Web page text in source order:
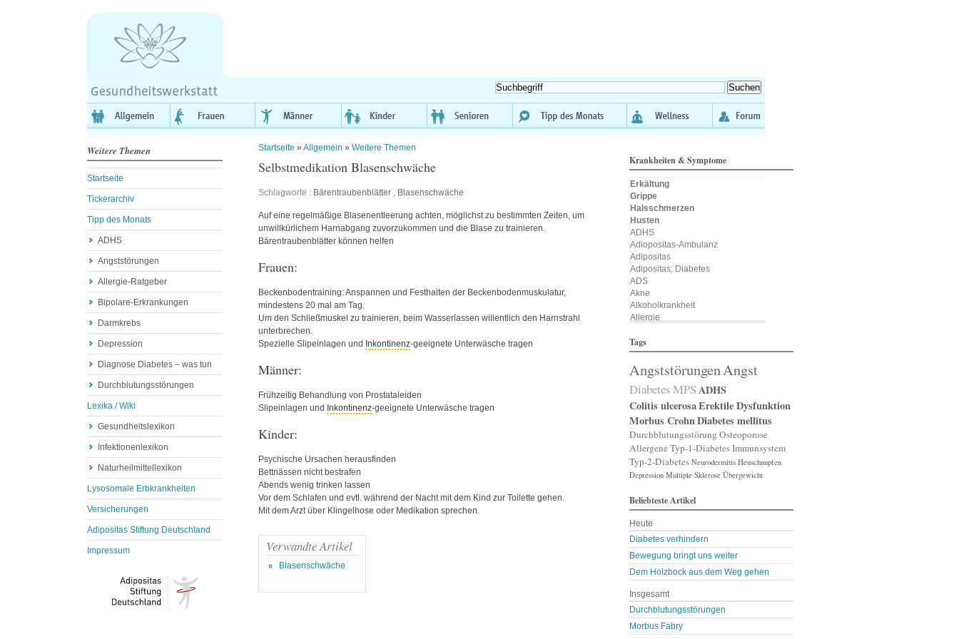
Weitere Themen
Startseite
Tickerarchiv
Tipp des Monats
ADHS
Angststörungen
Allergie-Ratgeber
Bipolare-Erkrankungen
Darmkrebs
Depression
Diagnose Diabetes – was tun
Durchblutungsstörungen
Lexika / Wiki
Gesundheitslexikon
Infektionenlexikon
Naturheilmittellexikon
Lysosomale Erbkrankheiten
Versicherungen
Adipositas Stiftung Deutschland
Impressum
Startseite » Allgemein » Weitere Themen
Selbstmedikation Blasenschwäche
Schlagworte : Bärentraubenblätter , Blasenschwäche
Auf eine regelmäßige Blasenentleerung achten, möglichst zu bestimmten Zeiten, um
unwillkürlichem Harnabgang zuvorzukommen und die Blase zu trainieren.
Bärentraubenblätter können helfen
Frauen:
Beckenbodentraining: Anspannen und Festhalten der Beckenbodenmuskulatur,
mindestens 20 mal am Tag.
Um den Schließmuskel zu trainieren, beim Wasserlassen willentlich den Harnstrahl
unterbrechen.
Spezielle Slipeinlagen und Inkontinenz-geeignete Unterwäsche tragen
Männer:
Frühzeitig Behandlung von Prostataleiden
Slipeinlagen und Inkontinenz-geeignete Unterwäsche tragen
Kinder:
Psychische Ursachen herausfinden
Bettnässen nicht bestrafen
Abends wenig trinken lassen
Vor dem Schlafen und evtl. während der Nacht mit dem Kind zur Toilette gehen.
Mit dem Arzt über Klingelhose oder Medikation sprechen.
Verwandte Artikel
Blasenschwäche
Krankheiten & Symptome
Erkältung
Grippe
Halsschmerzen
Husten
ADHS
Adiopositas-Ambulanz
Adipositas
Adipositas; Diabetes
ADS
Akne
Alkoholkrankheit
Allergie
Allergischer Schnupfen
Alzheimer
Amputation
Angst
Angststörung
Angststörungen
App
Arterienverengung
Arteriosklerose
Arthritis
Arthrose
Asthma
Augenerkrankungen
Autismus
Bakterien
Bakterienansiedlung
Ballast-Stoffe
Bauchschmerzen
Blähungen
Blasen- oder Lungenent …
Blasenschwäche
Blutdruck
Tags
AngststörungenAngst
DiabetesMPSADHS
Colitis ulcerosaErektile Dysfunktion
Morbus CrohnDiabetes mellitus
Durchblutungsstörung Osteoporose
Allergene Typ-1-DiabetesImmunsystem
Typ-2-Diabetes Neurodermitis Heuschnupfen
Depression Multiple Sklerose Übergewicht
Beliebteste Artikel
Heute
Diabetes verhindern
Bewegung bringt uns weiter
Dem Holzbock aus dem Weg gehen
Insgesamt
Durchblutungsstörungen
Morbus Fabry